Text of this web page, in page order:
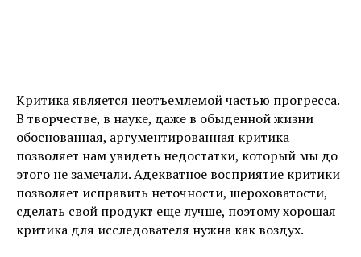
Критика является неотъемлемой частью прогресса.
В творчестве, в науке, даже в обыденной жизни
обоснованная, аргументированная критика
позволяет нам увидеть недостатки, который мы до
этого не замечали. Адекватное восприятие критики
позволяет исправить неточности, шероховатости,
сделать свой продукт еще лучше, поэтому хорошая
критика для исследователя нужна как воздух.